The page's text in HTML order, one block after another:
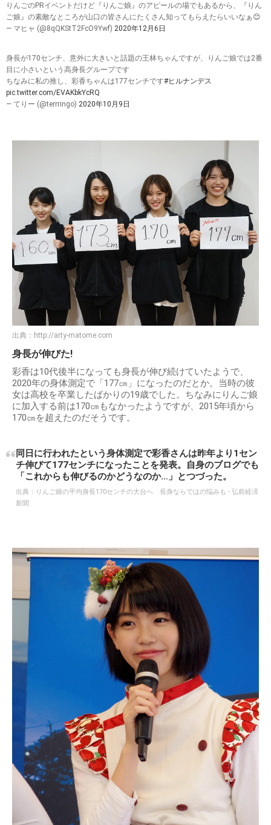
りんごのPRイベントだけど『りんご娘』のアピールの場でもあるから、『りん
ご娘』の素敵なところが山口の皆さんにたくさん知ってもらえたらいいなぁ😊
— マヒャ (@8qQKStT2FcO9Ywf) 2020年12月6日
身長が170センチ、意外に大きいと話題の王林ちゃんですが、りんご娘では2番
目に小さいという高身長グループです
ちなみに私の推し、彩香ちゃんは177センチです#ヒルナンデス
pic.twitter.com/EVAKbkYcRQ
— てりー (@terrringo) 2020年10月9日
出典： http://arty-matome.com
身長が伸びた!
彩香は10代後半になっても身長が伸び続けていたようで、
2020年の身体測定で「177㎝」になったのだとか。当時の彼
女は高校を卒業したばかりの19歳でした。ちなみにりんご娘
に加入する前は170㎝もなかったようですが、2015年頃から
170㎝を超えたのだそうです。
同日に行われたという身体測定で彩香さんは昨年より1セン
チ伸びて177センチになったことを発表。自身のブログでも
「これからも伸びるのかどうなのか…」とつづった。
出典： りんご娘の平均身長170センチの大台へ 長身ならではの悩みも - 弘前経済
新聞